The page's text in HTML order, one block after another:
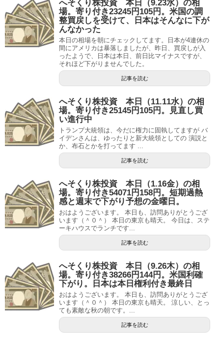
へそくり株投資 本日（9.23水）の相
場。寄り付き23245円105円。米国の調
整買戻しを受けて、日本はそんなに下が
んなかった
本日の相場を朝にチェックしてます。日本が4連休の
間にアメリカは暴落しましたが、昨日、買戻しが入
ったようで、日本は本日、前日比マイナスですが、
それほど下がりませんでした。
記事を読む
へそくり株投資 本日（11.11水）の相
場。寄り付き25145円105円。見直し買
い進行中
トランプ大統領は、今だに権力に固執してますが バ
イデンさんは、ゆったりと新大統領としての 演説と
か、布石とかを打ってます ...
記事を読む
へそくり株投資 本日（1.16金）の相
場。寄り付き54071円158円。短期過熱
感と週末で下がり予想の金曜日。
おはようございます。 本日も、訪問ありがとうござ
います（＾０＾） 本日の東京も晴天。 今日は、ステ
ーキハウスでランチです...
記事を読む
へそくり株投資 本日（9.26木）の相
場。寄り付き38266円144円。米国利確
下がり。日本は本日権利付き最終日
おはようございます。 本日も、訪問ありがとうござ
います（＾０＾） 本日の東京も晴天。 涼しい、とっ
ても素敵な秋の朝です。...
記事を読む